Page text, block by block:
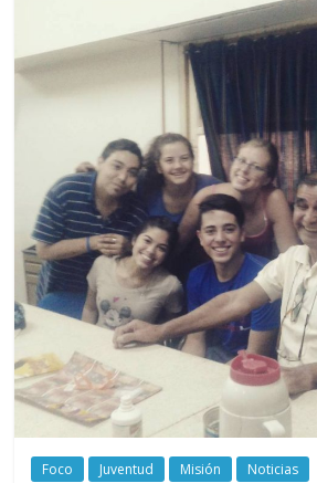
Foco Juventud Misión Noticias